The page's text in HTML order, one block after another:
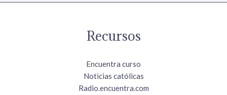
Recursos
Encuentra curso
Noticias católicas
Radio.encuentra.com